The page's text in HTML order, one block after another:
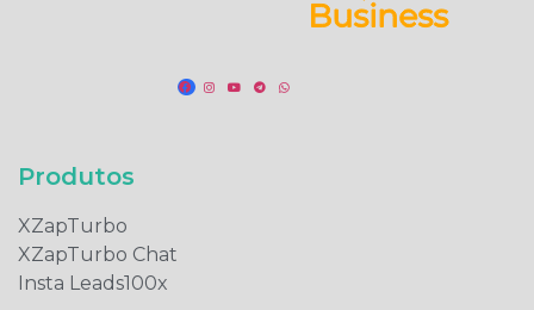
Produtos​
XZapTurbo
XZapTurbo Chat
Insta Leads100x